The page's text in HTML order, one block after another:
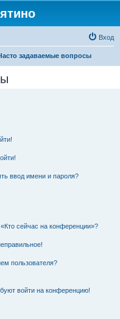
Вход
задаваемые вопросы
ввод имени и пароля?
сейчас на конференции»?
пользователя?
войти на конференцию!